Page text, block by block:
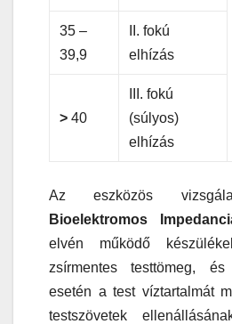
35 –
39,9
II. fokú
elhízás
> 40
III. fokú
(súlyos)
elhízás
Az eszközös
Bioelektromos
elvén működő
zsírmentes testtömeg,
esetén a test víztartalmát
testszövetek